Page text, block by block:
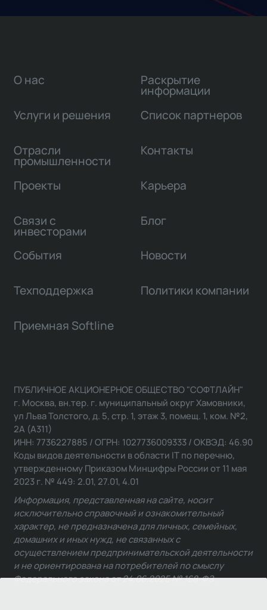
О нас
Услуги и решения
Отрасли
промышленности
Проекты
Связи с
инвесторами
Раскрытие
информации
Список партнеров
Контакты
Карьера
Блог
События Новости
Техподдержка Политики компании
Приемная Softline
ПУБЛИЧНОЕ АКЦИОНЕРНОЕ ОБЩЕСТВО "СОФТЛАЙН"
г. Москва, вн.тер. г. муниципальный округ Хамовники,
ул Льва Толстого, д. 5, стр. 1, этаж 3, помещ. 1, ком. №2,
2А (А311)
ИНН: 7736227885 / ОГРН: 1027736009333 / ОКВЭД: 46.90
Коды видов деятельности в области IT по перечню,
утвержденному Приказом Минцифры России от 11 мая
2023 г. № 449: 2.01, 27.01, 4.01
Информация, представленная на сайте, носит
исключительно справочный и ознакомительный
характер, не предназначена для личных, семейных,
домашних и иных нужд, не связанных с
осуществлением предпринимательской деятельности
и не ориентирована на потребителей по смыслу
Федерального закона от 24.06.2025 № 168-ФЗ.